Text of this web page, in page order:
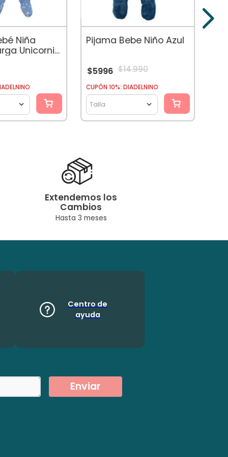
Niña
Unicornio
Pijama Bebe Niño Azul
$5996 $14.990
CUPÓN 10%: DIADELNINO
Talla
Extendemos los
Cambios
Hasta 3 meses
Centro de
ayuda
Enviar